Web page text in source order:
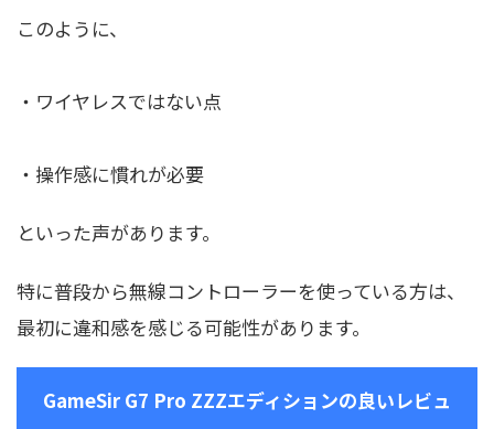
このように、
・ワイヤレスではない点
・操作感に慣れが必要
といった声があります。
特に普段から無線コントローラーを使っている方は、
最初に違和感を感じる可能性があります。
GameSir G7 Pro ZZZエディションの良いレビュ